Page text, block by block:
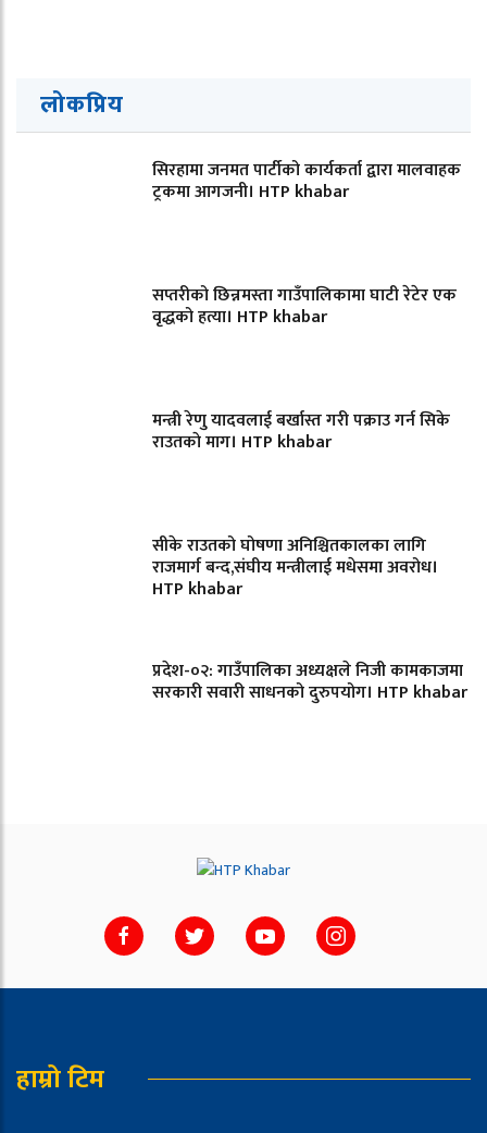
लोकप्रिय
सिरहामा जनमत पार्टीको कार्यकर्ता द्वारा मालवाहक
ट्रकमा आगजनी। HTP khabar
सप्तरीको छिन्नमस्ता गाउँपालिकामा घाटी रेटेर एक
वृद्धको हत्या। HTP khabar
मन्त्री रेणु यादवलाई बर्खास्त गरी पक्राउ गर्न सिके
राउतकाे माग। HTP khabar
सीके राउतको घोषणा अनिश्चितकालका लागि
राजमार्ग बन्द,संघीय मन्त्रीलाई मधेसमा अवरोध।
HTP khabar
प्रदेश-०२: गाउँपालिका अध्यक्षले निजी कामकाजमा
सरकारी सवारी साधनको दुरुपयोग। HTP khabar
हाम्रो टिम